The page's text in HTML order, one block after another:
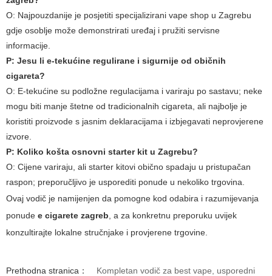
O: Najpouzdanije je posjetiti specijalizirani vape shop u Zagrebu
gdje osoblje može demonstrirati uređaj i pružiti servisne
informacije.
P: Jesu li e-tekućine regulirane i sigurnije od običnih
cigareta?
O: E-tekućine su podložne regulacijama i variraju po sastavu; neke
mogu biti manje štetne od tradicionalnih cigareta, ali najbolje je
koristiti proizvode s jasnim deklaracijama i izbjegavati neprovjerene
izvore.
P: Koliko košta osnovni starter kit u Zagrebu?
O: Cijene variraju, ali starter kitovi obično spadaju u pristupačan
raspon; preporučljivo je usporediti ponude u nekoliko trgovina.
Ovaj vodič je namijenjen da pomogne kod odabira i razumijevanja
ponude e cigarete zagreb , a za konkretnu preporuku uvijek
konzultirajte lokalne stručnjake i provjerene trgovine.
Prethodna stranica：
Kompletan vodič za best vape, usporedni